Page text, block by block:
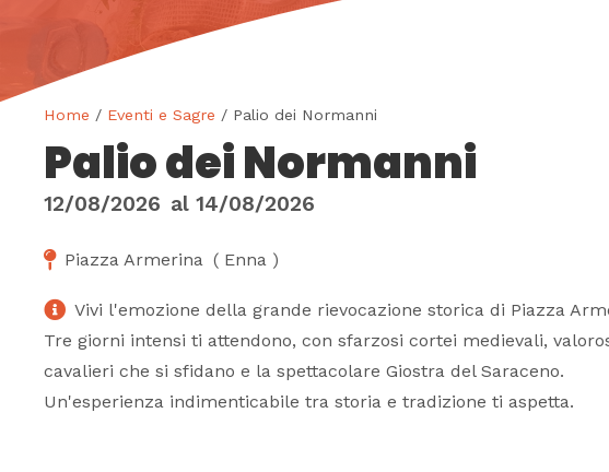
Home / Eventi e Sagre / Palio dei Normanni
Palio dei Normanni
12/08/2026 al 14/08/2026
Piazza Armerina ( Enna )
Vivi l'emozione della grande rievocazione storica di Piazza
Tre giorni intensi ti attendono, con sfarzosi cortei medievali,
cavalieri che si sfidano e la spettacolare Giostra del Saraceno.
Un'esperienza indimenticabile tra storia e tradizione ti aspetta.